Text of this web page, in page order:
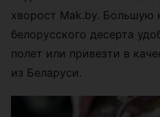
хворост Mak.by. Большую
белорусского десерта
полет или привезти в
из Беларуси.